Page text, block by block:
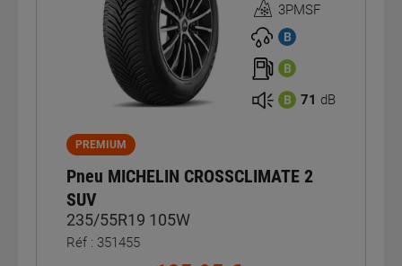
Homologation
3PMSF
3PMSF
B
B
B 71 dB
PREMIUM
Pneu MICHELIN CROSSCLIMATE 2
SUV
235/55R19 105W
Réf : 351455